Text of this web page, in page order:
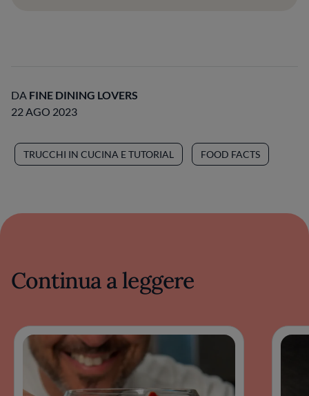
DA FINE DINING LOVERS
22 AGO 2023
TRUCCHI IN CUCINA E TUTORIAL FOOD FACTS
Continua a leggere